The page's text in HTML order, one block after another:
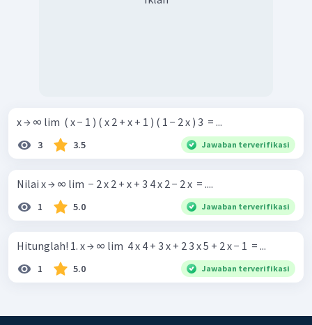
x → ∞ lim ​ ( x − 1 ) ( x 2 + x + 1 ) ( 1 − 2 x ) 3 ​ = ...
3 3.5 Jawaban terverifikasi
Nilai x → ∞ lim ​ − 2 x 2 + x + 3 4 x 2 − 2 x ​ = ....
1 5.0 Jawaban terverifikasi
Hitunglah! 1. x → ∞ lim ​ 4 x 4 + 3 x + 2 3 x 5 + 2 x − 1 ​ = ...
1 5.0 Jawaban terverifikasi